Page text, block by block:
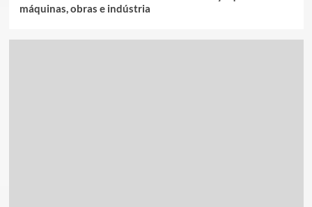
máquinas, obras e indústria